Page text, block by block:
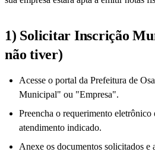
1) Solicitar Inscrição
não tiver)
Acesse o portal da Prefeitura de
Municipal" ou "Empresa".
Preencha o requerimento eletrônico
atendimento indicado.
Anexe os documentos solicitados e